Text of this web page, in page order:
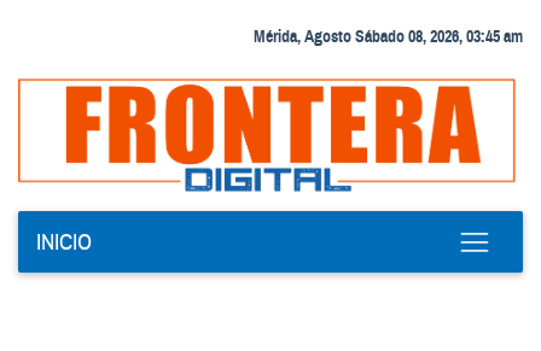
Mérida, Agosto Sábado 08, 2026, 03:45 am
INICIO